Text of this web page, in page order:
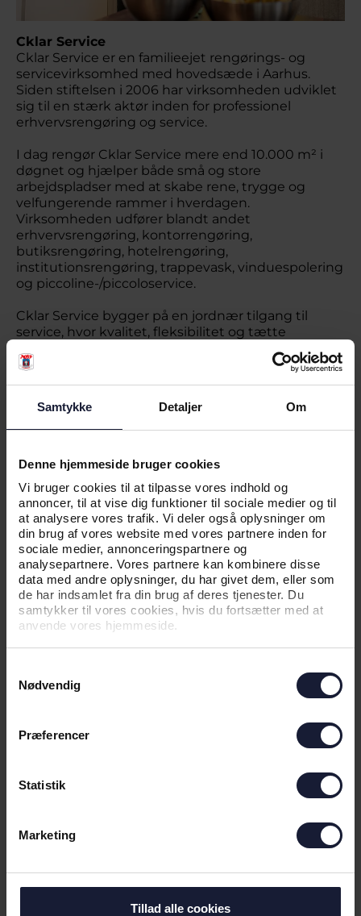
Samtykke Detaljer Om
Denne hjemmeside bruger cookies
Vi bruger cookies til at tilpasse vores indhold og
annoncer, til at vise dig funktioner til sociale medier og til
at analysere vores trafik. Vi deler også oplysninger om
din brug af vores website med vores partnere inden for
sociale medier, annonceringspartnere og
analysepartnere. Vores partnere kan kombinere disse
data med andre oplysninger, du har givet dem, eller som
de har indsamlet fra din brug af deres tjenester. Du
samtykker til vores cookies, hvis du fortsætter med at
anvende vores hjemmeside.
Nødvendig
Præferencer
Statistik
Marketing
Tillad alle cookies
Cklar Service
Cklar Service er en familieejet rengørings- og
servicevirksomhed med hovedsæde i Aarhus.
Siden stiftelsen i 2006 har virksomheden udviklet
sig til en stærk aktør inden for professionel
erhvervsrengøring og service.
I dag rengør Cklar Service mere end 10.000 m² i
døgnet og hjælper både små og store
arbejdspladser med at skabe rene, trygge og
velfungerende rammer i hverdagen.
Virksomheden udfører blandt andet
erhvervsrengøring, kontorrengøring,
butiksrengøring, hotelrengøring,
institutionsrengøring, trappevask, vinduespolering
og piccoline-/piccoloservice.
Cklar Service bygger på en jordnær tilgang til
service, hvor kvalitet, fleksibilitet og tætte
relationer er i centrum. Ambitionen er ikke blot at
være en leverandør, men en betroet samarbejds-
gået hjem.
RELATEREDE NYHEDER
NYHED
DIN BILPARTNER LYSTRUP NU